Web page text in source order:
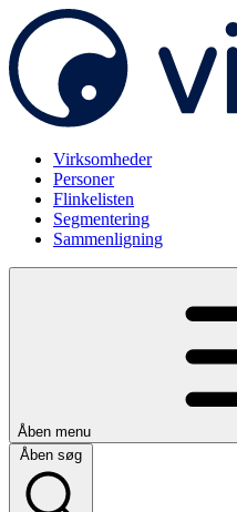
Virksomheder
Personer
Flinkelisten
Segmentering
Sammenligning
Åben menu
Åben søg